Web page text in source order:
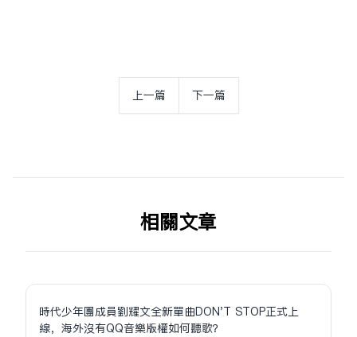
上一篇 下一篇
相关文章
時代少年團成員劉耀文全新單曲DON'T STOP正式上
線，海外沒有QQ音樂版權如何聽歌？